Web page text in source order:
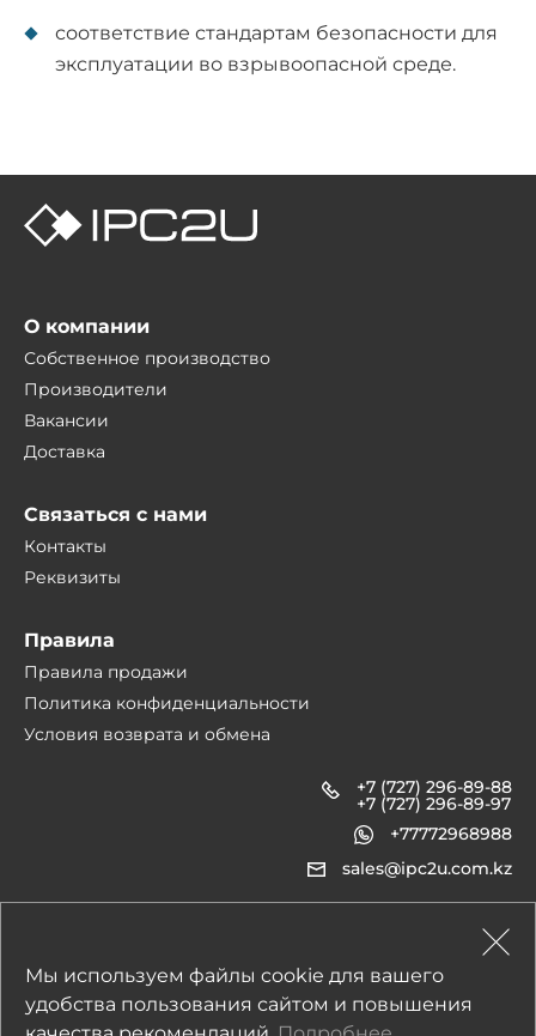
соответствие стандартам безопасности для
эксплуатации во взрывоопасной среде.
+7 (727) 296-89-88
+7 (727) 296-89-97
+77772968988
sales@ipc2u.com.kz
О компании
Собственное производство
Производители
Вакансии
Доставка
Связаться с нами
Контакты
Реквизиты
Правила
Правила продажи
Политика конфиденциальности
Условия возврата и обмена
1990-2026 © IPC2U
Все материалы, характеристики, цены представленные на сайте не являются
публичной офертой.
Мы используем файлы cookie для вашего
удобства пользования сайтом и повышения